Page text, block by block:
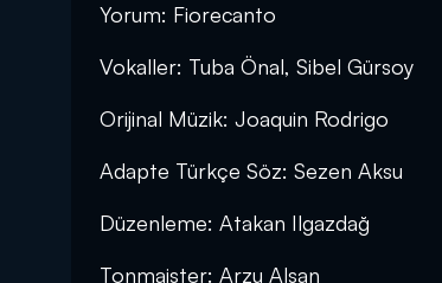
Yorum: Fiorecanto
Vokaller: Tuba Önal, Sibel Gürsoy
Orijinal Müzik: Joaquin Rodrigo
Adapte Türkçe Söz: Sezen Aksu
Düzenleme: Atakan Ilgazdağ
Tonmaister: Arzu Alsan